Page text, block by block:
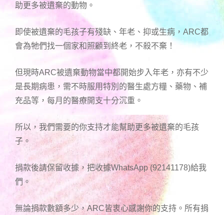
助更多被遺棄的動物。
即使被遺棄的毛孩子有殘缺、年老、抑或生病，ARC都
會為牠們找一個家和照顧到終老，不殺不棄！
但現時ARC被遺棄動物當中都開始步入年老，亦有不少
是長期病患，需不時服用特別的醫生處方糧、藥物、補
充品等，每月的醫療開支十分沉重。
所以，我們需要的你支持才能幫助更多被遺棄的毛孩
子。
捐款後請保留收據，把收據WhatsApp (92141178)給我
們。
無論捐款數額多少，ARC皆衷心感謝你的支持。所有捐